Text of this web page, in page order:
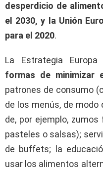
desperdicio de
el 2030, y la Unión
para el 2020.
La Estrategia
formas de minimizar
patrones de consumo
de los menús, de modo
de, por ejemplo,
pasteles o salsas);
de buffets; la
usar los alimentos